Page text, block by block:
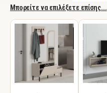
Μπορείτε να επιλέξετε επίσης...